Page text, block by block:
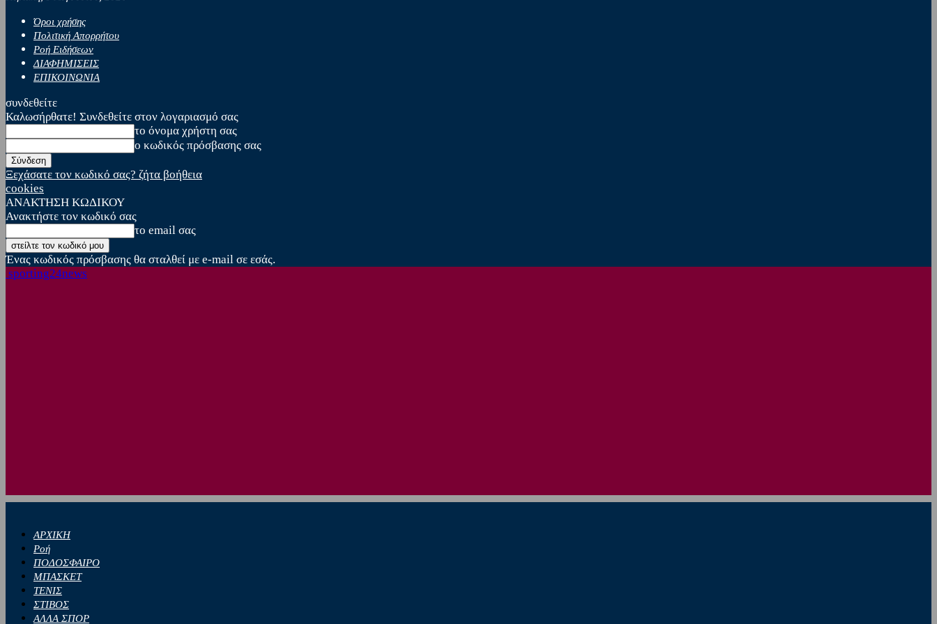
Όροι χρήσης
Πολιτική Απορρήτου
Ροή Ειδήσεων
ΔΙΑΦΗΜΙΣΕΙΣ
ΕΠΙΚΟΙΝΩΝΙΑ
συνδεθείτε
Καλωσήρθατε! Συνδεθείτε στον λογαριασμό σας
το όνομα χρήστη σας
ο κωδικός πρόσβασης σας
Ξεχάσατε τον κωδικό σας? ζήτα βοήθεια
cookies
ΑΝΑΚΤΗΣΗ ΚΩΔΙΚΟΥ
Ανακτήστε τον κωδικό σας
το email σας
Ένας κωδικός πρόσβασης θα σταλθεί με e-mail σε εσάς.
sporting24news
ΑΡΧΙΚΗ
Ροή
ΠΟΔΟΣΦΑΙΡΟ
ΜΠΑΣΚΕΤ
ΤΕΝΙΣ
ΣΤΙΒΟΣ
ΑΛΛΑ ΣΠΟΡ